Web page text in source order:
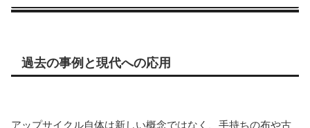
過去の事例と現代への応用
アップサイクル自体は新しい概念ではなく、手持ちの布や古